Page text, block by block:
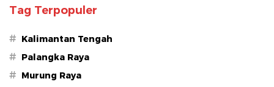
Tag Terpopuler
# Kalimantan Tengah
# Palangka Raya
# Murung Raya